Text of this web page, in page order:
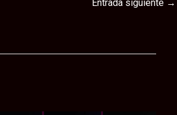
Entrada siguiente →